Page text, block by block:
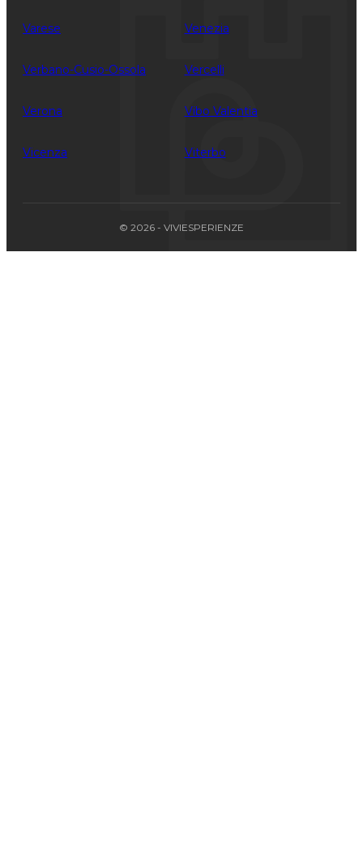
Varese Venezia
Verbano-Cusio-Ossola Vercelli
Verona Vibo Valentia
Vicenza Viterbo
© 2026 - VIVIESPERIENZE